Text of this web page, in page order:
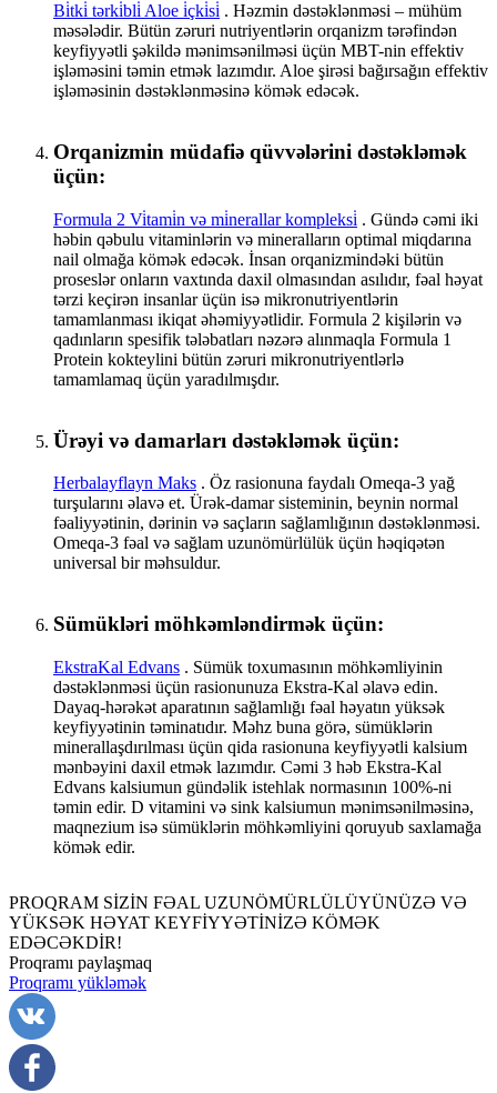
Bi̇tki̇ tərki̇bli̇ Aloe i̇çki̇si̇ . Həzmin dəstəklənməsi – mühüm
məsələdir. Bütün zəruri nutriyentlərin orqanizm tərəfindən
keyfiyyətli şəkildə mənimsənilməsi üçün MBT-nin effektiv
işləməsini təmin etmək lazımdır. Aloe şirəsi bağırsağın effektiv
işləməsinin dəstəklənməsinə kömək edəcək.
Orqanizmin müdafiə qüvvələrini dəstəkləmək
üçün:
Formula 2 Vi̇tami̇n və mi̇nerallar kompleksi̇ . Gündə cəmi iki
həbin qəbulu vitaminlərin və mineralların optimal miqdarına
nail olmağa kömək edəcək. İnsan orqanizmindəki bütün
proseslər onların vaxtında daxil olmasından asılıdır, fəal həyat
tərzi keçirən insanlar üçün isə mikronutriyentlərin
tamamlanması ikiqat əhəmiyyətlidir. Formula 2 kişilərin və
qadınların spesifik tələbatları nəzərə alınmaqla Formula 1
Protein kokteylini bütün zəruri mikronutriyentlərlə
tamamlamaq üçün yaradılmışdır.
Ürəyi və damarları dəstəkləmək üçün:
Herbalayflayn Maks . Öz rasionuna faydalı Omeqa-3 yağ
turşularını əlavə et. Ürək-damar sisteminin, beynin normal
fəaliyyətinin, dərinin və saçların sağlamlığının dəstəklənməsi.
Omeqa-3 fəal və sağlam uzunömürlülük üçün həqiqətən
universal bir məhsuldur.
Sümükləri möhkəmləndirmək üçün:
EkstraKal Edvans . Sümük toxumasının möhkəmliyinin
dəstəklənməsi üçün rasionunuza Ekstra-Kal əlavə edin.
Dayaq-hərəkət aparatının sağlamlığı fəal həyatın yüksək
keyfiyyətinin təminatıdır. Məhz buna görə, sümüklərin
minerallaşdırılması üçün qida rasionuna keyfiyyətli kalsium
mənbəyini daxil etmək lazımdır. Cəmi 3 həb Ekstra-Kal
Edvans kalsiumun gündəlik istehlak normasının 100%-ni
təmin edir. D vitamini və sink kalsiumun mənimsənilməsinə,
maqnezium isə sümüklərin möhkəmliyini qoruyub saxlamağa
kömək edir.
PROQRAM SİZİN FƏAL UZUNÖMÜRLÜLÜYÜNÜZƏ VƏ
YÜKSƏK HƏYAT KEYFİYYƏTİNİZƏ KÖMƏK
EDƏCƏKDİR!
Proqramı paylaşmaq
Proqramı yükləmək